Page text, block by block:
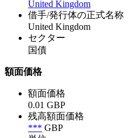
United Kingdom
借手/発行体の正式名称
United Kingdom
セクター
国債
額面価格
額面価格
0.01 GBP
残高額面価格
*** GBP